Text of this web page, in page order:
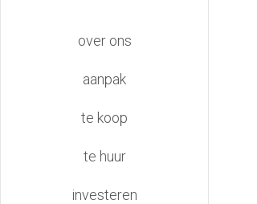
main
navigation
over ons
aanpak
te koop
te huur
investeren